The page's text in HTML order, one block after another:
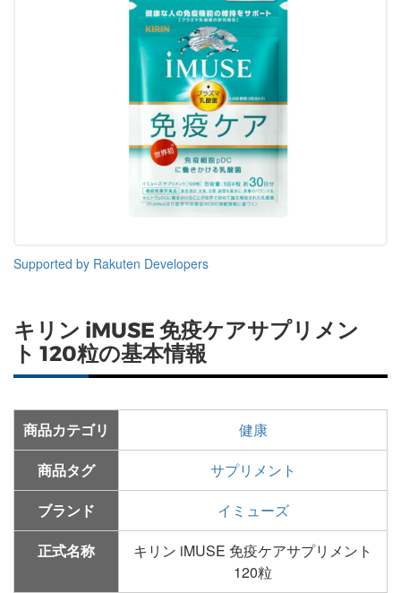
Supported by Rakuten Developers
キリン iMUSE 免疫ケアサプリメン
ト 120粒の基本情報
商品カテゴリ
健康
商品タグ
サプリメント
ブランド
イミューズ
正式名称
キリン iMUSE 免疫ケアサプリメント
120粒